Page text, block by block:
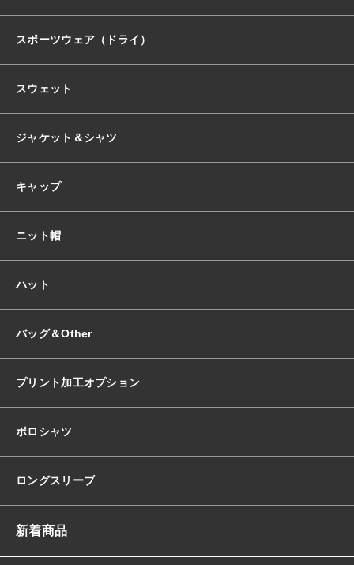
スポーツウェア（ドライ）
スウェット
ジャケット＆シャツ
キャップ
ニット帽
ハット
バッグ＆Other
プリント加工オプション
ポロシャツ
ロングスリーブ
新着商品